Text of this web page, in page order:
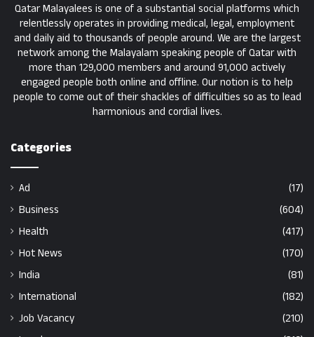
Qatar Malayalees is one of a substantial social platforms which
relentlessly operates in providing medical, legal, employment
and daily aid to thousands of people around. We are the largest
network among the Malayalam speaking people of Qatar with
more than 129,000 members and around 91,000 actively
engaged people both online and offline. Our notion is to help
people to come out of their shackles of difficulties so as to lead
harmonious and cordial lives.
Categories
Ad
(17)
Business
(604)
Health
(417)
Hot News
(170)
India
(81)
International
(182)
Job Vacancy
(210)